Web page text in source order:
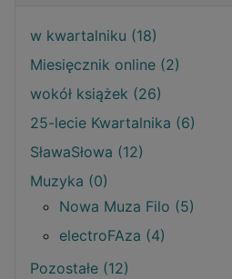
w kwartalniku (18)
Miesięcznik online (2)
wokół książek (26)
25-lecie Kwartalnika (6)
SławaSłowa (12)
Muzyka (0)
Nowa Muza Filo (5)
electroFAza (4)
Pozostałe (12)